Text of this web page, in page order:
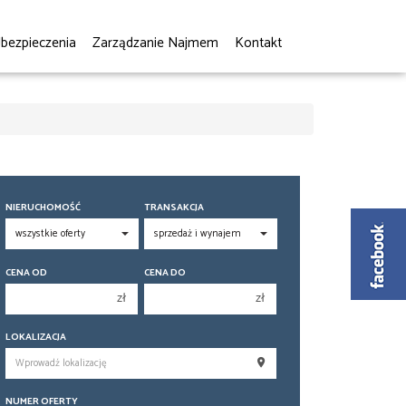
Zarządzanie Najmem Kontakt
NIERUCHOMOŚĆ TRANSAKCJA
CENA OD
zł
250 000 zł
CENA DO
zł
250 000 zł
LOKALIZACJA
NUMER OFERTY